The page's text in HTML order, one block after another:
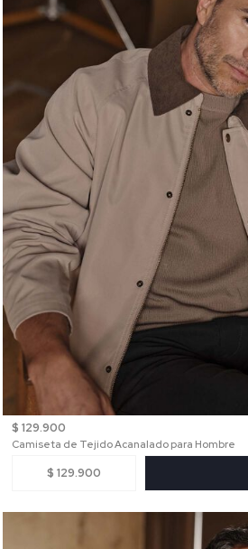
$ 129.900
Camiseta de Tejido Acanalado para Hombre
$ 129.900